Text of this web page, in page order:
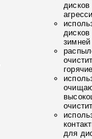
зимней
для